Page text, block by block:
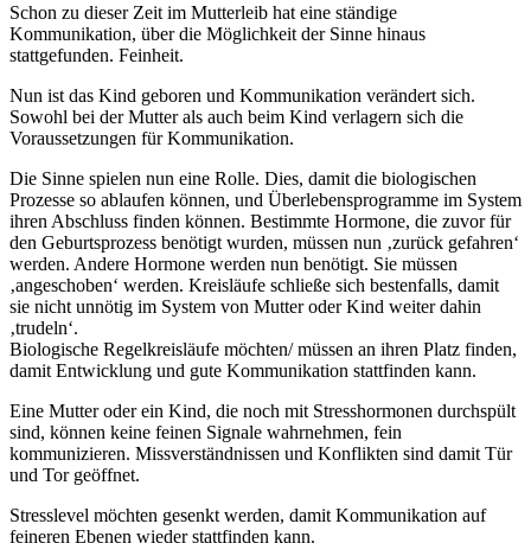
Schon zu dieser Zeit im Mutterleib hat eine ständige
Kommunikation, über die Möglichkeit der Sinne hinaus
stattgefunden. Feinheit.
Nun ist das Kind geboren und Kommunikation verändert sich.
Sowohl bei der Mutter als auch beim Kind verlagern sich die
Voraussetzungen für Kommunikation.
Die Sinne spielen nun eine Rolle. Dies, damit die biologischen
Prozesse so ablaufen können, und Überlebensprogramme im System
ihren Abschluss finden können. Bestimmte Hormone, die zuvor für
den Geburtsprozess benötigt wurden, müssen nun ‚zurück gefahren‘
werden. Andere Hormone werden nun benötigt. Sie müssen
‚angeschoben‘ werden. Kreisläufe schließe sich bestenfalls, damit
sie nicht unnötig im System von Mutter oder Kind weiter dahin
‚trudeln‘.
Biologische Regelkreisläufe möchten/ müssen an ihren Platz finden,
damit Entwicklung und gute Kommunikation stattfinden kann.
Eine Mutter oder ein Kind, die noch mit Stresshormonen durchspült
sind, können keine feinen Signale wahrnehmen, fein
kommunizieren. Missverständnissen und Konflikten sind damit Tür
und Tor geöffnet.
Stresslevel möchten gesenkt werden, damit Kommunikation auf
feineren Ebenen wieder stattfinden kann.